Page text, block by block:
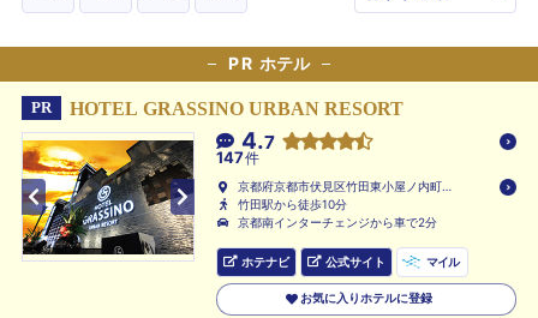
PR ホテル
PR HOTEL GRASSINO URBAN RESORT
4.7
147件
京都府京都市伏見区竹田東小屋ノ内町
81-1
竹田駅から徒歩10分
京都南インターチェンジから車で2分
ホテナビ 公式サイト マイル
お気に入りホテルに登録